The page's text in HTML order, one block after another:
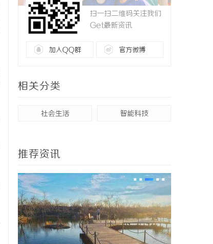
扫一扫二维码关注我们
Get最新资讯
加入QQ群 官方微博
相关分类
社会生活 智能科技
推荐资讯